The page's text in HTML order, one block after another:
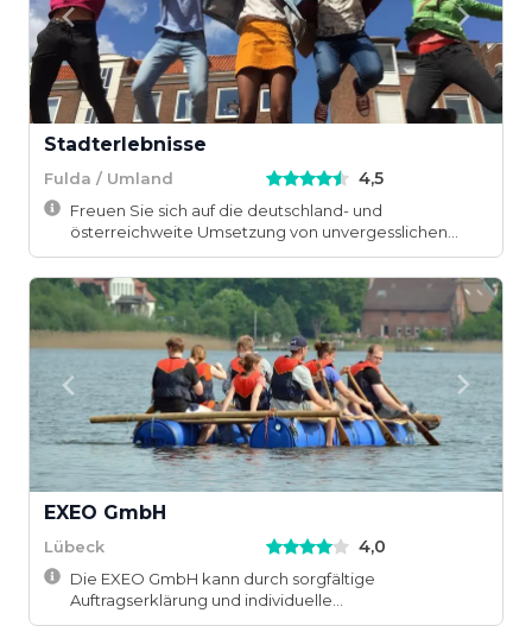
Stadterlebnisse
Fulda / Umland 4,5
Freuen Sie sich auf die deutschland- und
österreichweite Umsetzung von unvergesslichen
Teamevents.
EXEO GmbH
Lübeck 4,0
Die EXEO GmbH kann durch sorgfältige
Auftragserklärung und individuelle
Veranstaltungsdesign EXEO...